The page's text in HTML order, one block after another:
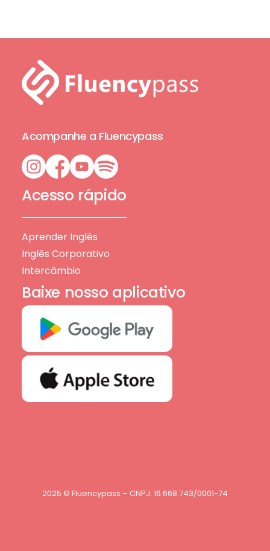
Acompanhe a Fluencypass
Acesso rápido
Aprender Inglês
Inglês Corporativo
Intercâmbio
Baixe nosso aplicativo
2025 © Fluencypass – CNPJ: 16.668.743/0001-74